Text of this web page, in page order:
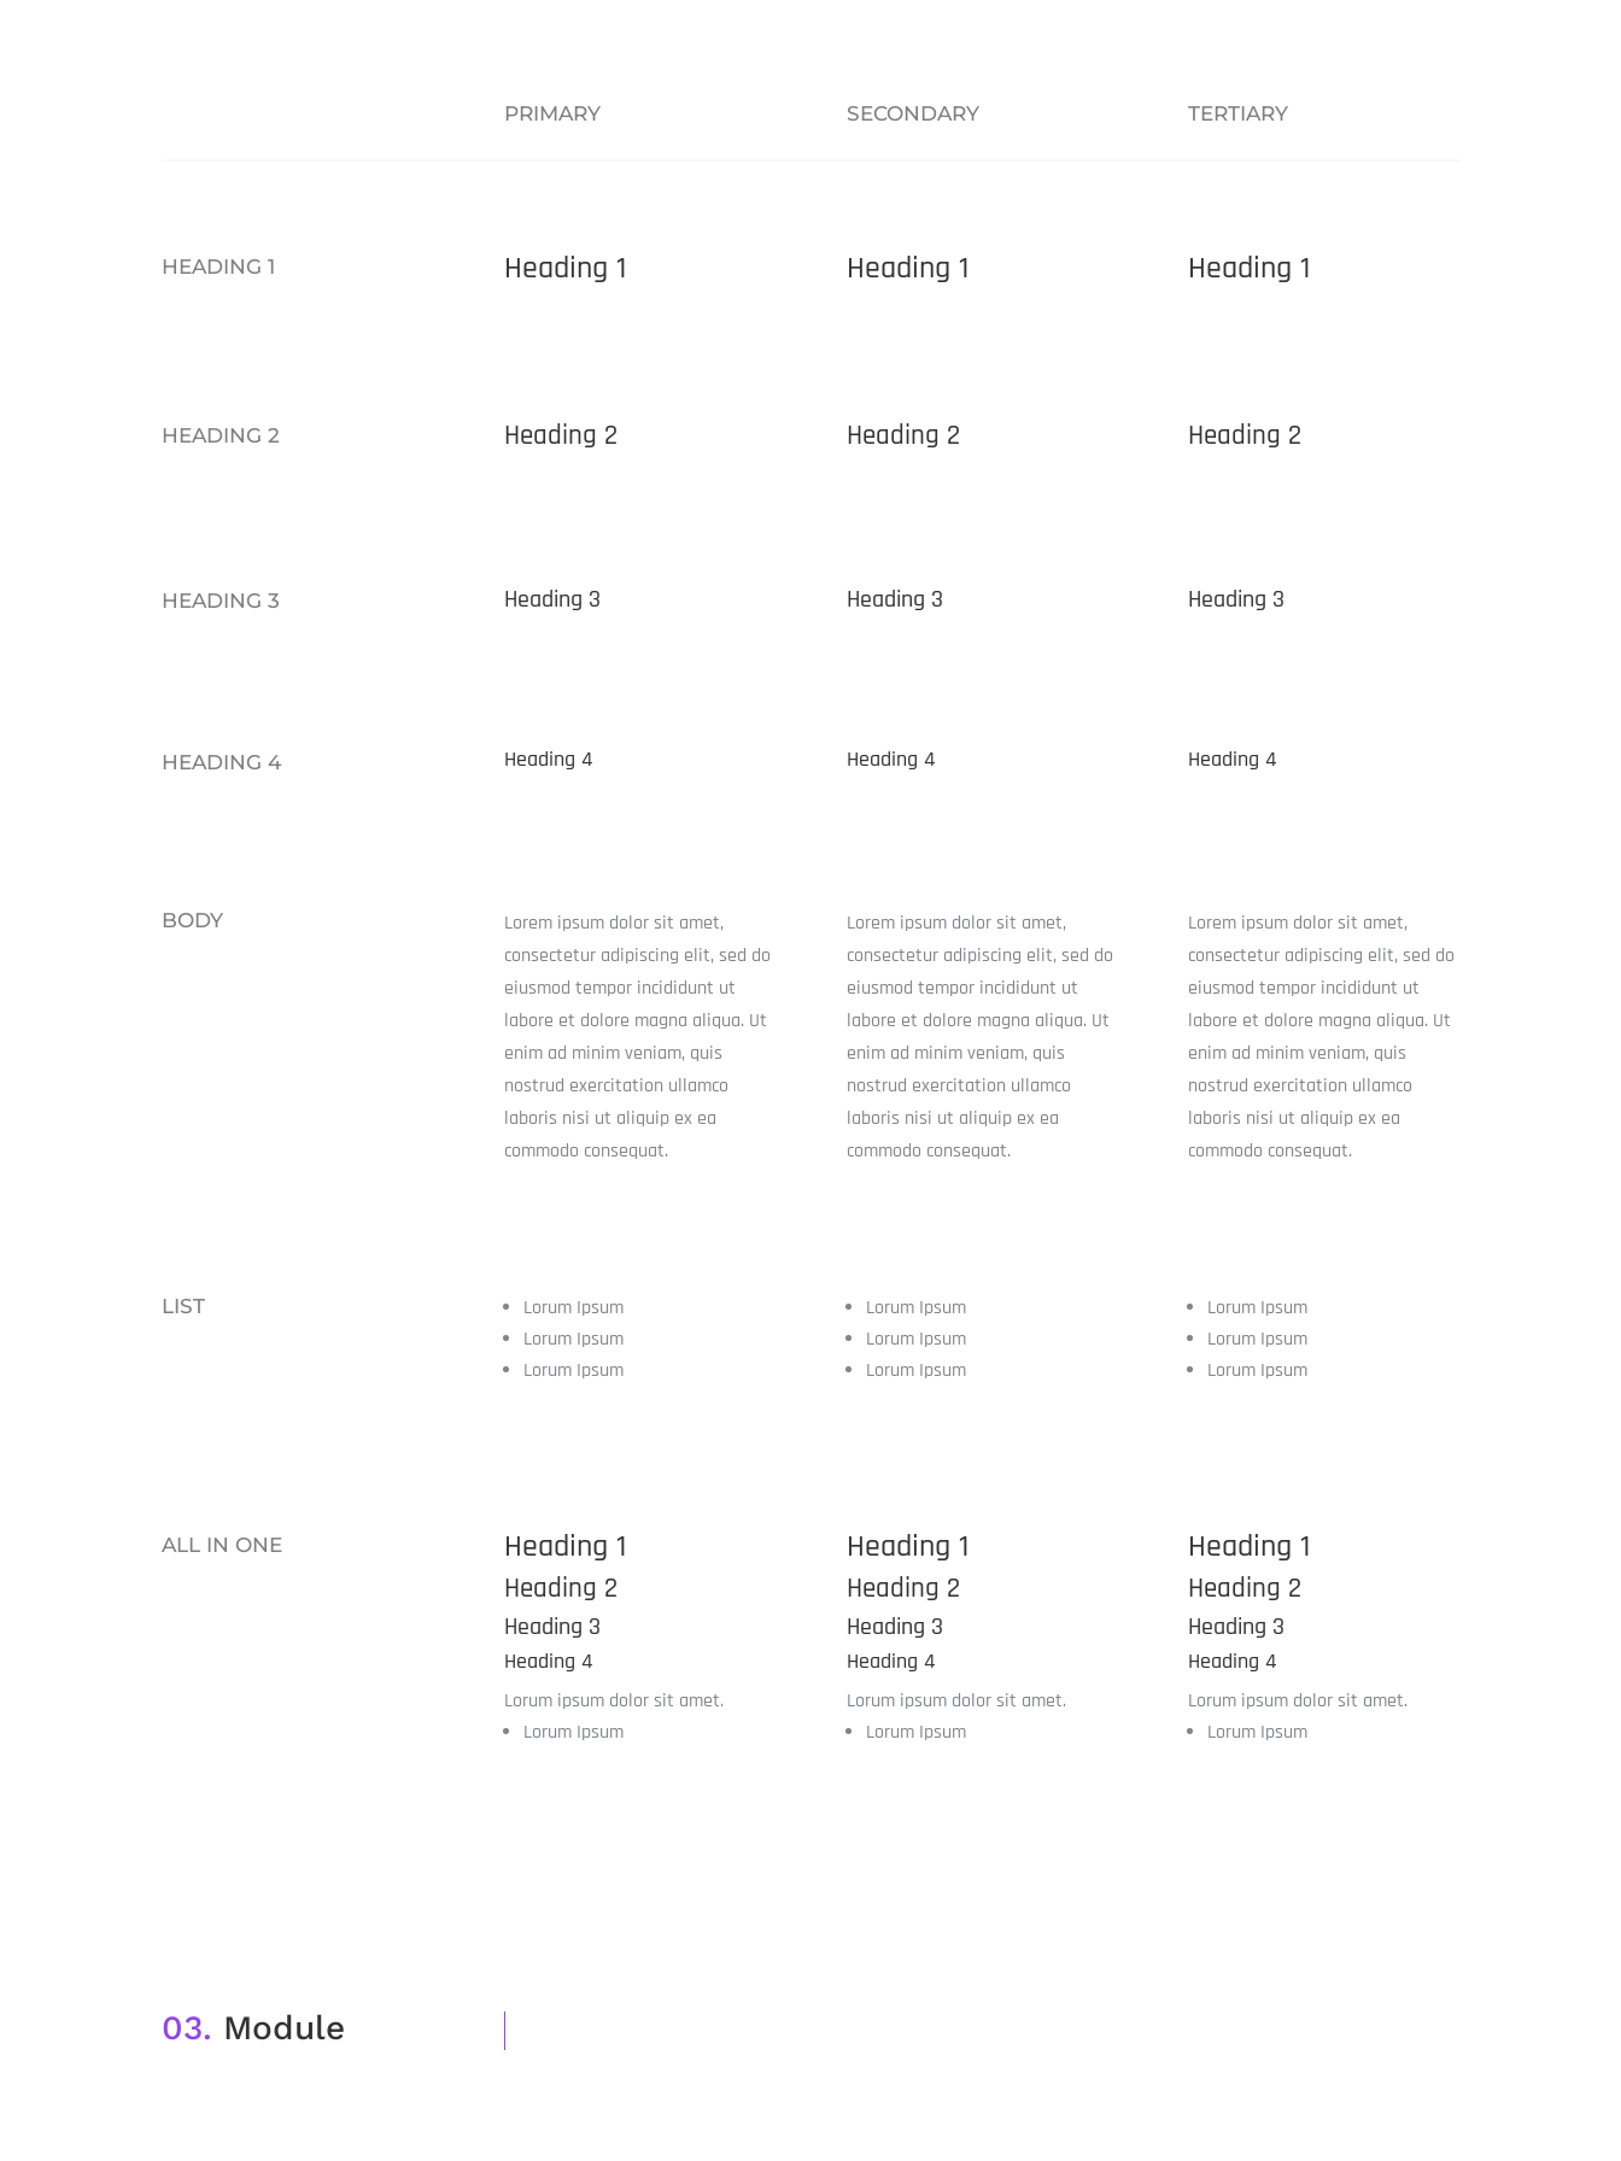
PRIMARY SECONDARY TERTIARY
HEADING 1 Heading 1 Heading 1 Heading 1
HEADING 2 Heading 2 Heading 2 Heading 2
HEADING 3 Heading 3 Heading 3 Heading 3
HEADING 4 Heading 4 Heading 4 Heading 4
BODY
Lorem ipsum dolor sit amet,
consectetur adipiscing elit, sed do
eiusmod tempor incididunt ut
labore et dolore magna aliqua. Ut
enim ad minim veniam, quis
nostrud exercitation ullamco
laboris nisi ut aliquip ex ea
commodo consequat.
Lorem ipsum dolor sit amet,
consectetur adipiscing elit, sed do
eiusmod tempor incididunt ut
labore et dolore magna aliqua. Ut
enim ad minim veniam, quis
nostrud exercitation ullamco
laboris nisi ut aliquip ex ea
commodo consequat.
Lorem ipsum dolor sit amet,
consectetur adipiscing elit, sed do
eiusmod tempor incididunt ut
labore et dolore magna aliqua. Ut
enim ad minim veniam, quis
nostrud exercitation ullamco
laboris nisi ut aliquip ex ea
commodo consequat.
LIST
Lorum Ipsum
Lorum Ipsum
Lorum Ipsum
Lorum Ipsum
Lorum Ipsum
Lorum Ipsum
Lorum Ipsum
Lorum Ipsum
Lorum Ipsum
ALL IN ONE Heading 1
Heading 2
Heading 3
Heading 4
Lorum ipsum dolor sit amet.
Lorum Ipsum
Heading 1
Heading 2
Heading 3
Heading 4
Lorum ipsum dolor sit amet.
Lorum Ipsum
Heading 1
Heading 2
Heading 3
Heading 4
Lorum ipsum dolor sit amet.
Lorum Ipsum
03. Module